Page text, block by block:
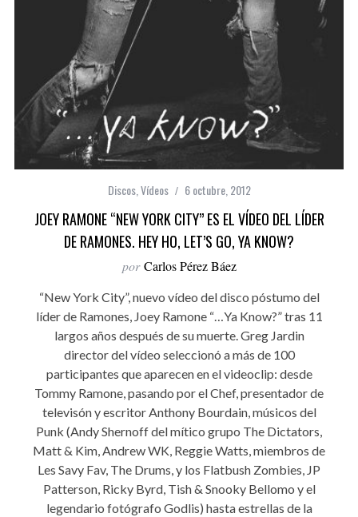
Discos, Vídeos 6 octubre, 2012
JOEY RAMONE “NEW YORK CITY” ES EL VÍDEO DEL LÍDER
DE RAMONES. HEY HO, LET’S GO, YA KNOW?
por Carlos Pérez Báez
“New York City”, nuevo vídeo del disco póstumo del
líder de Ramones, Joey Ramone “…Ya Know?” tras 11
largos años después de su muerte. Greg Jardin
director del vídeo seleccionó a más de 100
participantes que aparecen en el videoclip: desde
Tommy Ramone, pasando por el Chef, presentador de
televisón y escritor Anthony Bourdain, músicos del
Punk (Andy Shernoff del mítico grupo The Dictators,
Matt & Kim, Andrew WK, Reggie Watts, miembros de
Les Savy Fav, The Drums, y los Flatbush Zombies, JP
Patterson, Ricky Byrd, Tish & Snooky Bellomo y el
legendario fotógrafo Godlis) hasta estrellas de la